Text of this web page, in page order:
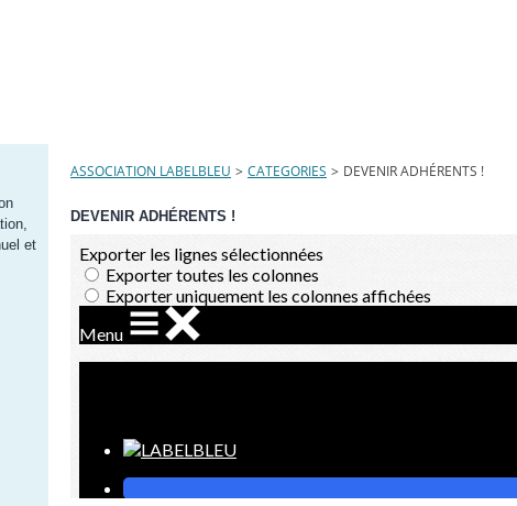
et
ASSOCIATION LABELBLEU > CATEGORIES > DEVENIR ADHÉRENTS !
DEVENIR ADHÉRENTS !